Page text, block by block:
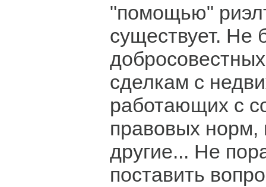
"помощью"
существует. Не
сделкам с
работающих с
правовых норм,
другие... Не
поставить